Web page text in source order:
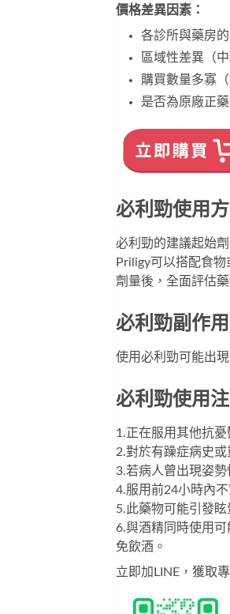
價格差異因素：
各診所與藥房
區域性差異（
購買數量多寡
是否為原廠正藥
必利勁使用
必利勁的建議起始
Priligy可以搭配食
劑量後，全面評估
必利勁副作
使用必利勁可能出
必利勁使用
1.正在服用其他抗
2.對於有躁症病史
3.若病人曾出現姿
4.服用前24小時內
5.此藥物可能引發
6.與酒精同時使用
免飲酒。
立即加LINE，獲取